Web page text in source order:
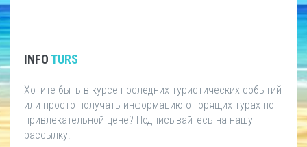
INFO TURS
Хотите быть в курсе последних туристических событий
или просто получать информацию о горящих турах по
привлекательной цене? Подписывайтесь на нашу
рассылку.